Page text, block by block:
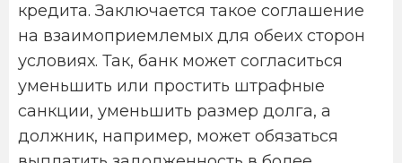
кредита. Заключается такое соглашение
на взаимоприемлемых для обеих сторон
условиях. Так, банк может согласиться
уменьшить или простить штрафные
санкции, уменьшить размер долга, а
должник, например, может обязаться